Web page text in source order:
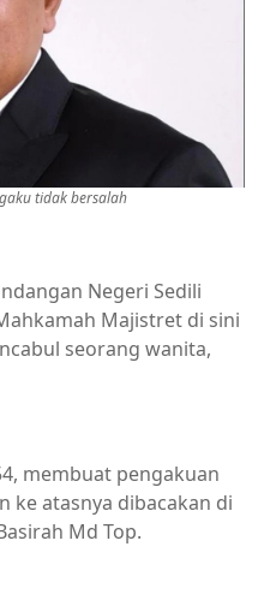
tidak bersalah
Negeri Sedili
Majistret di sini
seorang wanita,
membuat pengakuan
ke atasnya dibacakan di
Md Top.